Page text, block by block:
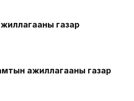
газар
ажиллагааны газар